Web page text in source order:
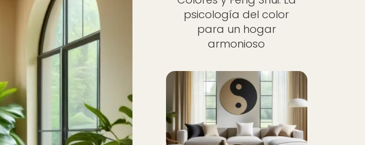
psicología del color
para un hogar
armonioso